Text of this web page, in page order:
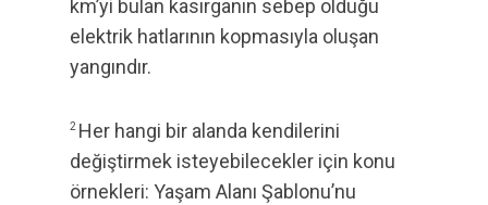
km’yi bulan kasırganın sebep olduğu
elektrik hatlarının kopmasıyla oluşan
yangındır.
2 Her hangi bir alanda kendilerini
değiştirmek isteyebilecekler için konu
örnekleri: Yaşam Alanı Şablonu’nu